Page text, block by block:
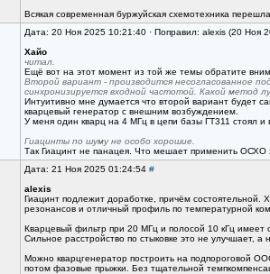
Всякая современная буржуйская схемотехника
Дата: 20 Ноя 2025 10:21:40 · Поправил: alexis (20 Ноя
Хайо
читал.
Ещё вот на этот момент из той же темы обратите
Второй вариант - производится несогласованное
синхронизируется входной частотой. Какой метод
Интуитивно мне думается что второй вариант будет
кварцевый генератор с внешним возбуждением.
У меня один кварц на 4 МГц в цепи базы ГТ311 стоял
Гиацинты по шуму не особо хорошие.
Так Гиацинт не панацея. Что мешает применить ОСХО
Дата: 21 Ноя 2025 01:24:54 #
alexis
Гиацинт подлежит доработке, причём
резонансов и отличный профиль по температурной
Кварцевый фильтр при 20 МГц и полосой 10 кГц имеет
Сильное расстройство по стыковке это не улучшает,
Можно кварцгенератор построить на подпороговой
потом фазовые прыжки. Без тщательной